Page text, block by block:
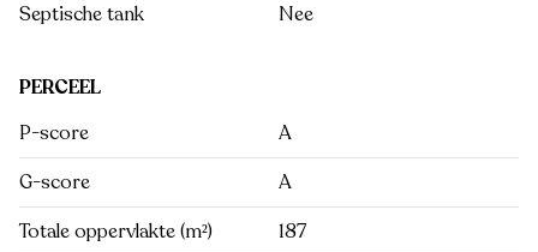
Septische tank
Nee
PERCEEL
P-score
A
G-score
A
Totale oppervlakte (m²)
187